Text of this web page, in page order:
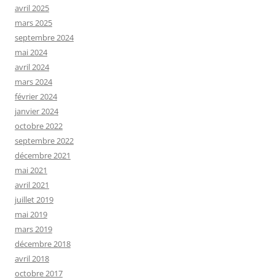
avril 2025
mars 2025
septembre 2024
mai 2024
avril 2024
mars 2024
février 2024
janvier 2024
octobre 2022
septembre 2022
décembre 2021
mai 2021
avril 2021
juillet 2019
mai 2019
mars 2019
décembre 2018
avril 2018
octobre 2017